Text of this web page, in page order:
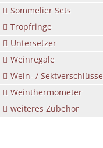
Sommelier Sets
Tropfringe
Untersetzer
Weinregale
Wein- / Sektverschlüsse
Weinthermometer
weiteres Zubehör